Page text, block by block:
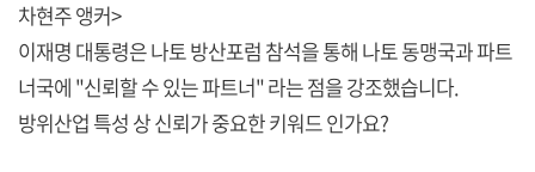
차현주 앵커>
이재명 대통령은 나토 방산포럼 참석을 통해 나토 동맹국과 파트
너국에 "신뢰할 수 있는 파트너" 라는 점을 강조했습니다.
방위산업 특성 상 신뢰가 중요한 키워드 인가요?